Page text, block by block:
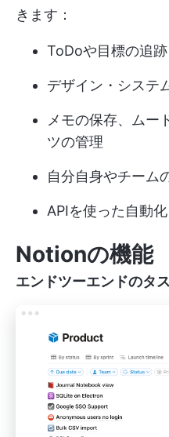
きます：
ToDoや目標の追跡
デザイン・システ
メモの保存、ムー
ツの管理
自分自身やチーム
APIを使った自動化
Notionの機能
エンドツーエンドのタ